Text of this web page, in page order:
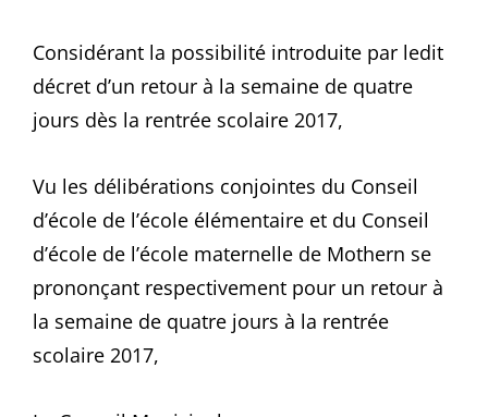
Considérant la possibilité introduite par ledit
décret d’un retour à la semaine de quatre
jours dès la rentrée scolaire 2017,
Vu les délibérations conjointes du Conseil
d’école de l’école élémentaire et du Conseil
d’école de l’école maternelle de Mothern se
prononçant respectivement pour un retour à
la semaine de quatre jours à la rentrée
scolaire 2017,